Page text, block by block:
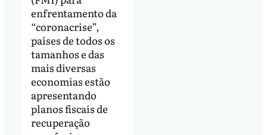
enfrentamento da
“coronacrise”,
países de todos os
tamanhos e das
mais diversas
economias estão
apresentando
planos fiscais de
recuperação